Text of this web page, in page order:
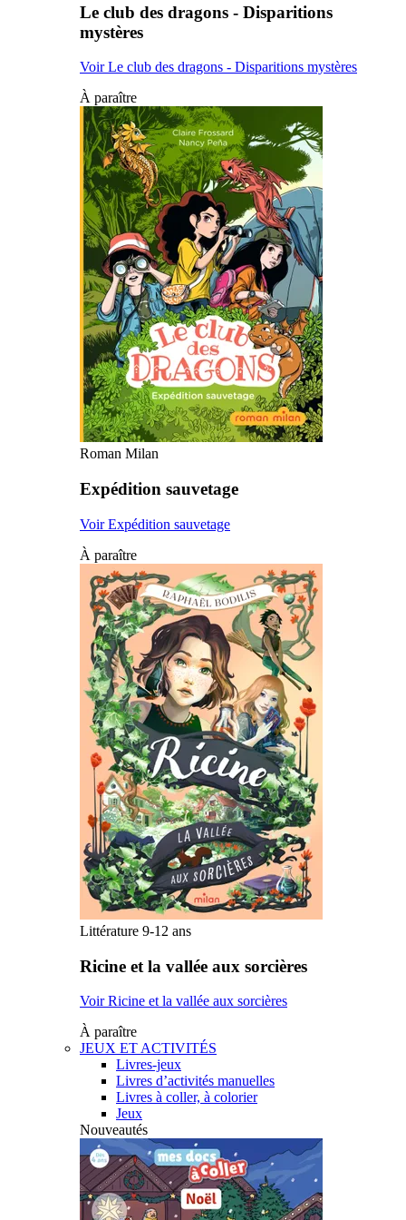
Le club des dragons - Disparitions
mystères
Voir Le club des dragons - Disparitions mystères
À paraître
Roman Milan
Expédition sauvetage
Voir Expédition sauvetage
À paraître
Littérature 9-12 ans
Ricine et la vallée aux sorcières
Voir Ricine et la vallée aux sorcières
À paraître
JEUX ET ACTIVITÉS
Livres-jeux
Livres d’activités manuelles
Livres à coller, à colorier
Jeux
Nouveautés